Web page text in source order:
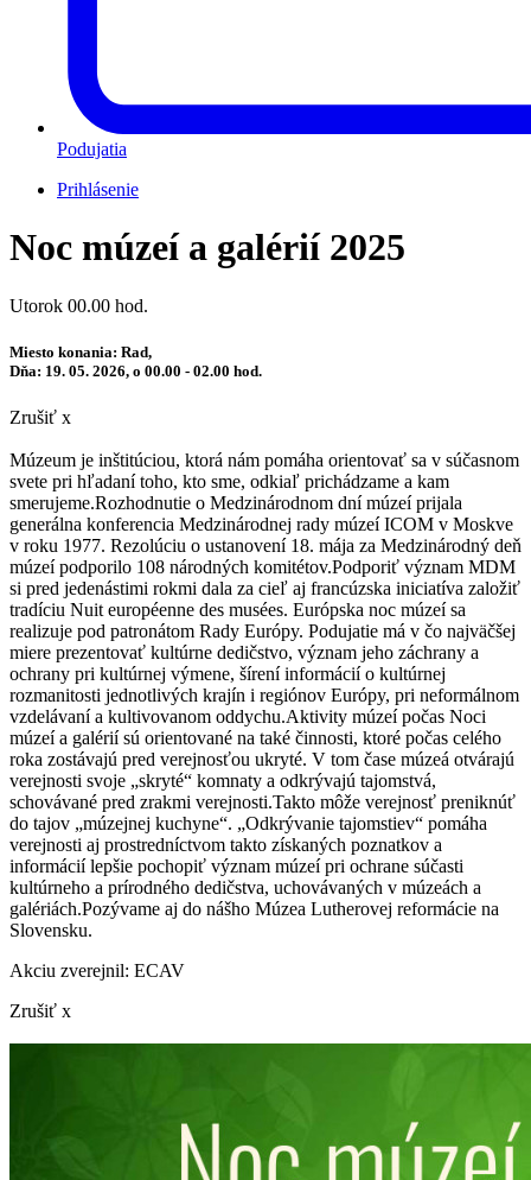
Podujatia
Prihlásenie
Noc múzeí a galérií 2025
Utorok 00.00 hod.
Miesto konania: Rad,
Dňa: 19. 05. 2026, o 00.00 - 02.00 hod.
Zrušiť x
Múzeum je inštitúciou, ktorá nám pomáha orientovať sa v súčasnom
svete pri hľadaní toho, kto sme, odkiaľ prichádzame a kam
smerujeme.Rozhodnutie o Medzinárodnom dní múzeí prijala
generálna konferencia Medzinárodnej rady múzeí ICOM v Moskve
v roku 1977. Rezolúciu o ustanovení 18. mája za Medzinárodný deň
múzeí podporilo 108 národných komitétov.Podporiť význam MDM
si pred jedenástimi rokmi dala za cieľ aj francúzska iniciatíva založiť
tradíciu Nuit européenne des musées. Európska noc múzeí sa
realizuje pod patronátom Rady Európy. Podujatie má v čo najväčšej
miere prezentovať kultúrne dedičstvo, význam jeho záchrany a
ochrany pri kultúrnej výmene, šírení informácií o kultúrnej
rozmanitosti jednotlivých krajín i regiónov Európy, pri neformálnom
vzdelávaní a kultivovanom oddychu.Aktivity múzeí počas Noci
múzeí a galérií sú orientované na také činnosti, ktoré počas celého
roka zostávajú pred verejnosťou ukryté. V tom čase múzeá otvárajú
verejnosti svoje „skryté“ komnaty a odkrývajú tajomstvá,
schovávané pred zrakmi verejnosti.Takto môže verejnosť preniknúť
do tajov „múzejnej kuchyne“. „Odkrývanie tajomstiev“ pomáha
verejnosti aj prostredníctvom takto získaných poznatkov a
informácií lepšie pochopiť význam múzeí pri ochrane súčasti
kultúrneho a prírodného dedičstva, uchovávaných v múzeách a
galériách.Pozývame aj do nášho Múzea Lutherovej reformácie na
Slovensku.
Akciu zverejnil: ECAV
Zrušiť x